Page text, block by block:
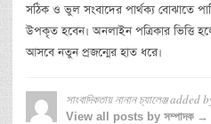
সঠিক ও ভুল সংবাদের পার্থক্য বোঝাতে
উপকৃত হবেন। অনলাইন পত্রিকার ভিত্তি
আসবে নতুন প্রজন্মের হাত ধরে।
সাংবাদিকতায় নানান চ্যালেঞ্জadded
View all posts by সম্পাদক →